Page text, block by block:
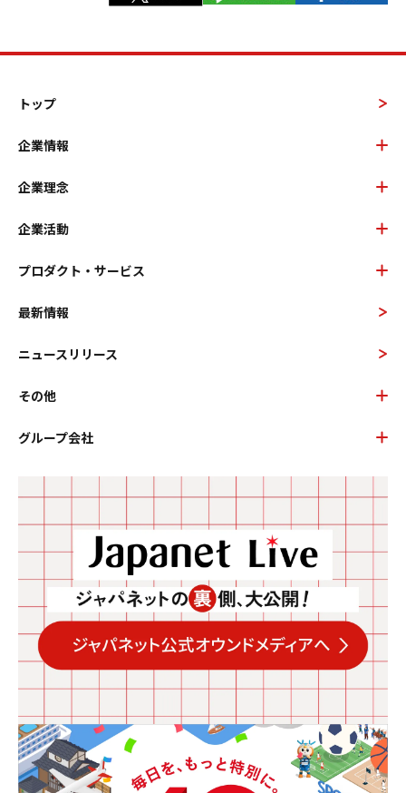
トップ
企業情報
企業理念
企業活動
プロダクト・サービス
最新情報
ニュースリリース
その他
グループ会社